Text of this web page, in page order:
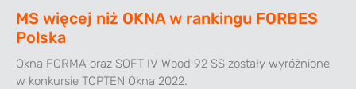
MS więcej niż OKNA w rankingu FORBES
Polska
Okna FORMA oraz SOFT IV Wood 92 SS zostały wyróżnione
w konkursie TOPTEN Okna 2022.